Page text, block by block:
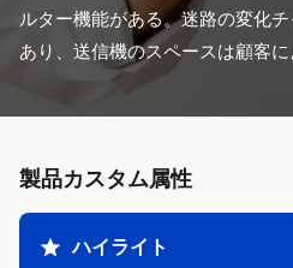
ルター機能がある。迷路の変化
あり、送信機のスペースは顧客に
製品カスタム属性
ハイライト